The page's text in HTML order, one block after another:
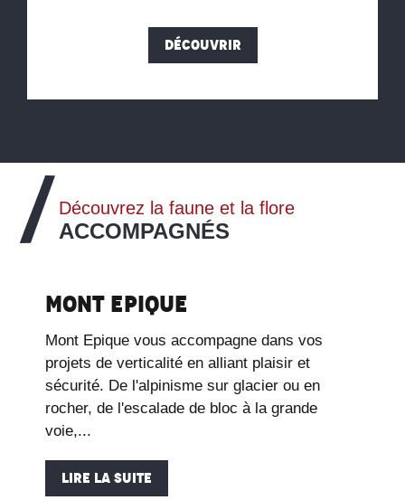
DÉCOUVRIR
Découvrez la faune et la flore
ACCOMPAGNÉS
Mont Epique
Mont Epique vous accompagne dans vos
projets de verticalité en alliant plaisir et
sécurité. De l'alpinisme sur glacier ou en
rocher, de l'escalade de bloc à la grande
voie,...
LIRE LA SUITE